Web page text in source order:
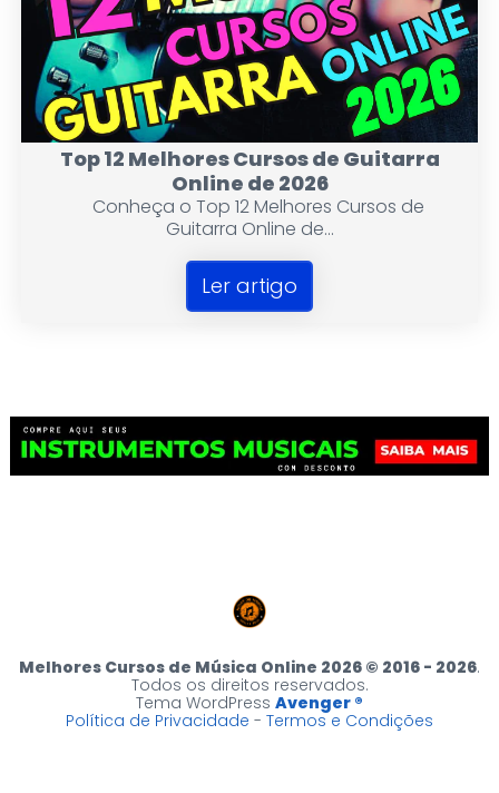
Mixagem …
Sanfona
Sax
Trompete
Pandeiro
Flauta Doce
Top 12 Melhores Cursos de Guitarra
Online de 2026
Conheça o Top 12 Melhores Cursos de
Guitarra Online de...
Ler artigo
Melhores Cursos de Música Online 2026 © 2016 - 2026.
Todos os direitos reservados.
Tema WordPress Avenger ®
Política de Privacidade - Termos e Condições